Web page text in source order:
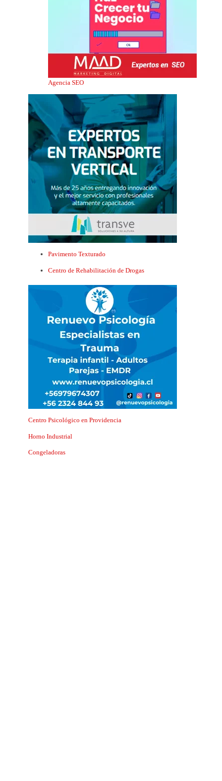
Agencia SEO
Pavimento Texturado
Centro de Rehabilitación de Drogas
Centro Psicológico en Providencia
Horno Industrial
Congeladoras